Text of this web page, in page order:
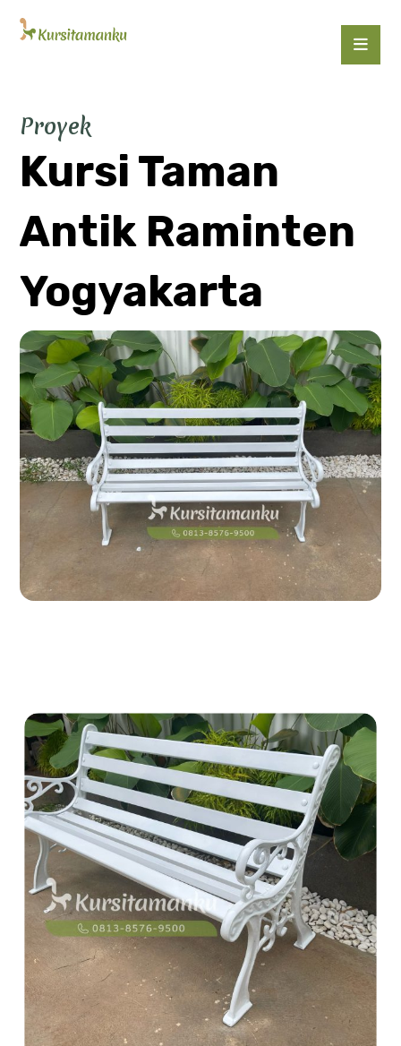
Proyek
Kursi Taman
Antik Raminten
Yogyakarta